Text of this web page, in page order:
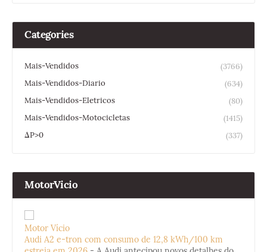
Categories
Mais-Vendidos
(3766)
Mais-Vendidos-Diario
(634)
Mais-Vendidos-Eletricos
(80)
Mais-Vendidos-Motocicletas
(1415)
ΔP>0
(337)
MotorVicio
Motor Vício
Audi A2 e-tron com consumo de 12,8 kWh/100 km